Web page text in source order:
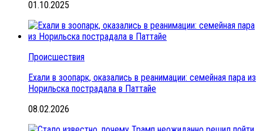
01.10.2025
Происшествия
Ехали в зоопарк, оказались в реанимации: семейная пара из
Норильска пострадала в Паттайе
08.02.2026